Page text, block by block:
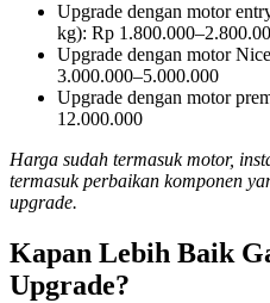
Upgrade dengan motor
kg): Rp
Upgrade dengan motor
3.000.000–5.000.000
Upgrade dengan motor
12.000.000
Harga sudah termasuk motor,
termasuk perbaikan komponen
upgrade.
Kapan Lebih Baik
Upgrade?